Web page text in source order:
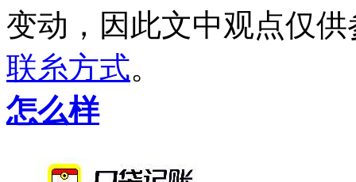
变动，因此文中观点仅供
联糸方式。
怎么样